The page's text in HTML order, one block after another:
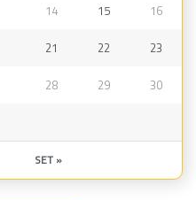
14 15 16
21 22 23
28 29 30
SET »